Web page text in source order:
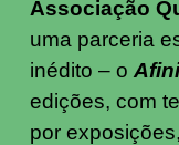
Associação
uma parceria
inédito – o
edições, com
por